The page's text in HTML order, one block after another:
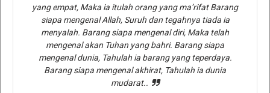
yang empat, Maka ia itulah orang yang ma’rifat Barang
siapa mengenal Allah, Suruh dan tegahnya tiada ia
menyalah. Barang siapa mengenal diri, Maka telah
mengenal akan Tuhan yang bahri. Barang siapa
mengenal dunia, Tahulah ia barang yang teperdaya.
Barang siapa mengenal akhirat, Tahulah ia dunia
mudarat..